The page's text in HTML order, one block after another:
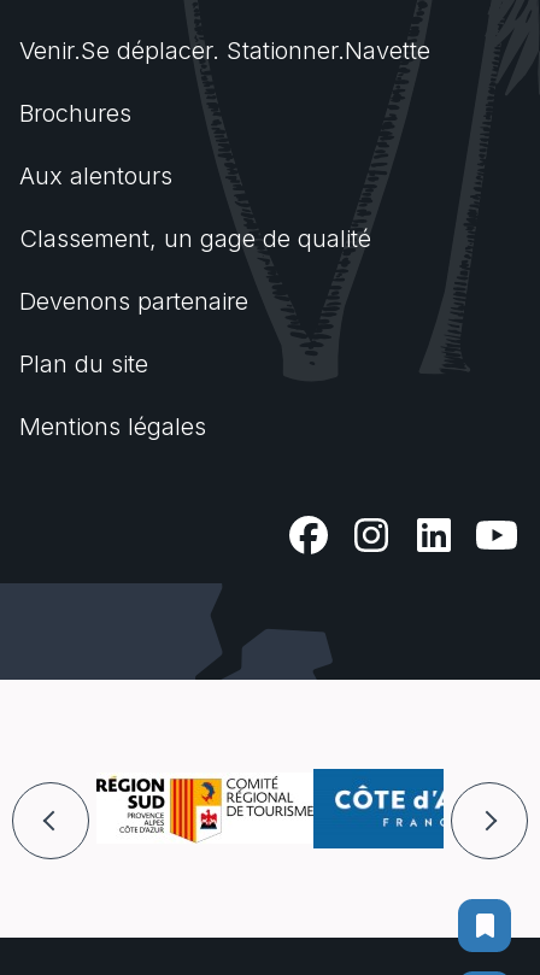
Venir.Se déplacer. Stationner.Navette
Brochures
Aux alentours
Classement, un gage de qualité
Devenons partenaire
Plan du site
Mentions légales